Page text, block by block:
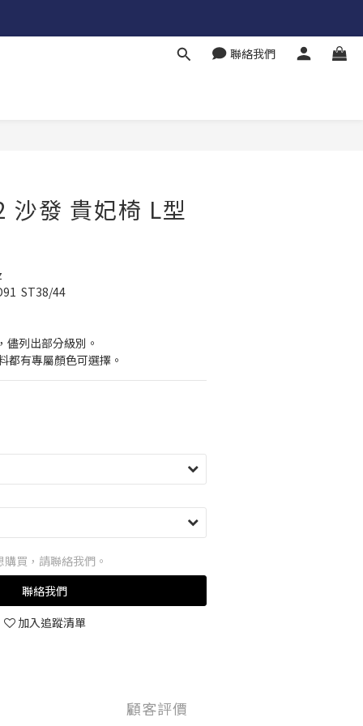
聯絡我們
沙發 貴妃椅 L型
ST38/44
列出部分級別。
都有專屬顏色可選擇。
購買，請聯絡我們。
聯絡我們
加入追蹤清單
顧客評價